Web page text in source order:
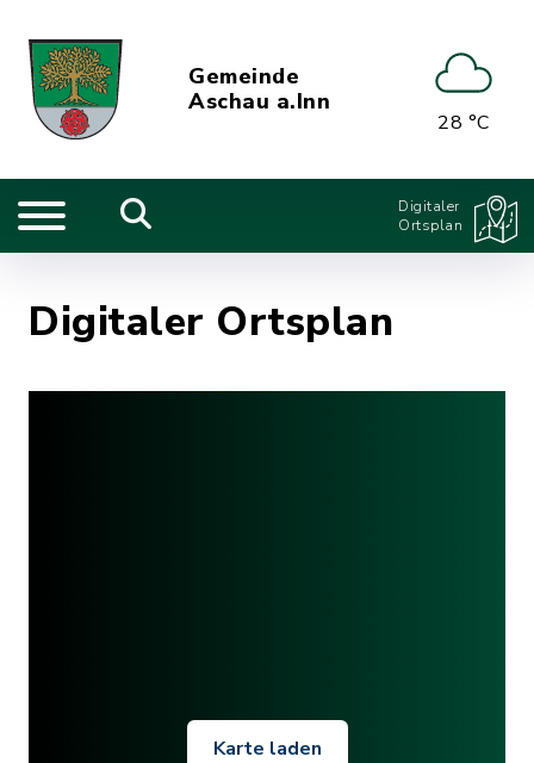
Gemeinde
Aschau a.Inn
28 °C
Digitaler
Ortsplan
Digitaler Ortsplan
Karte laden